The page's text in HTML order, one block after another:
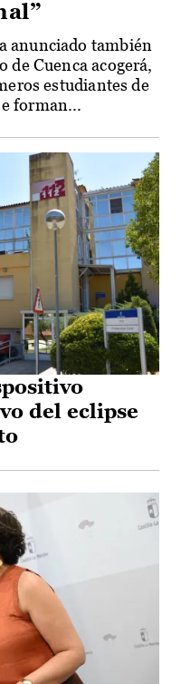
anunciado también
Cuenca acogerá,
estudiantes de
forman...
del eclipse